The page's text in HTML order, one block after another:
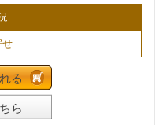
せ
る
ら